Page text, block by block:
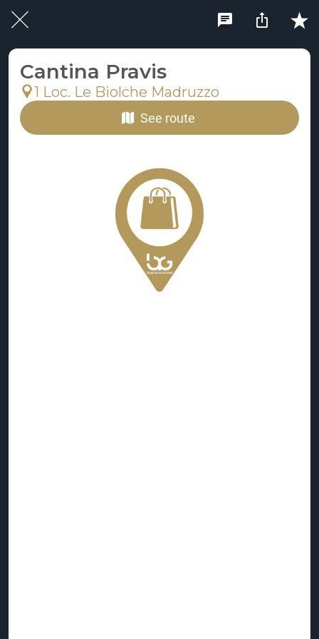
Cantina Pravis
1 Loc. Le Biolche Madruzzo
See route